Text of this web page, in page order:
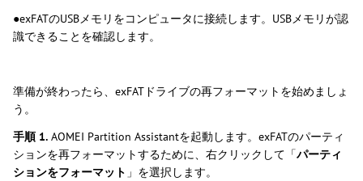
●exFATのUSBメモリをコンピュータに接続します。USBメモリが認
識できることを確認します。
準備が終わったら、exFATドライブの再フォーマットを始めましょ
う。
手順 1. AOMEI Partition Assistantを起動します。exFATのパーティ
ションを再フォーマットするために、右クリックして「パーティ
ションをフォーマット 」を選択します。